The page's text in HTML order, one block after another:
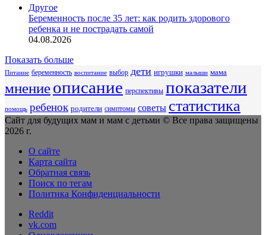
Другое
Беременность после 35 лет: как родить здорового
ребенка и не пострадать самой
04.08.2026
Показать больше
Питание беременность воспитание выбор дети игрушки малыши мама
мнениеописание перспективы показатели
помощь ребенок родители симптомы советы статистика
Сайт для будущих мам и мам с детьми © Все права защищены
2026 г.
О сайте
Карта сайта
Обратная связь
Поиск по тегам
Политика Конфиденциальности
Reddit
vk.com